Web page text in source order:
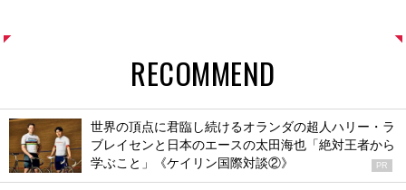
RECOMMEND
世界の頂点に君臨し続けるオランダの超人ハリー・ラ
ブレイセンと日本のエースの太田海也「絶対王者から
学ぶこと」《ケイリン国際対談②》
PR